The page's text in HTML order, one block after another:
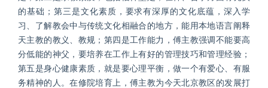
的基础；第三是文化素质，要求有深厚的文化底蕴，深入学
习、了解教会中与传统文化相融合的地方，能用本地语言阐释
天主教的教义、教规；第四是工作能力，傅主教强调不能要高
分低能的神父，要培养在工作上有好的管理技巧和管理经验；
第五是身心健康素质，就是要心理平衡，做一个有爱心、有服
务精神的人。在修院培育上，傅主教为今天北京教区的发展打